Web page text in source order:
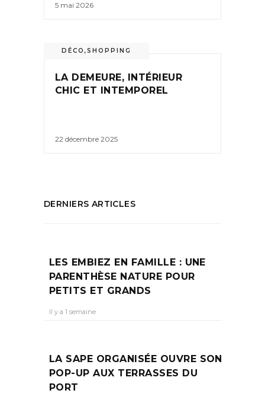
5 mai 2026
DÉCO ,SHOPPING
LA DEMEURE, INTÉRIEUR
CHIC ET INTEMPOREL
22 décembre 2025
DERNIERS ARTICLES
LES EMBIEZ EN FAMILLE : UNE
PARENTHÈSE NATURE POUR
PETITS ET GRANDS
Il y a 1 semaine
LA SAPE ORGANISÉE OUVRE SON
POP-UP AUX TERRASSES DU
PORT